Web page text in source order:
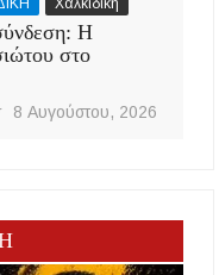
Η
στο
8 Αυγούστου, 2026